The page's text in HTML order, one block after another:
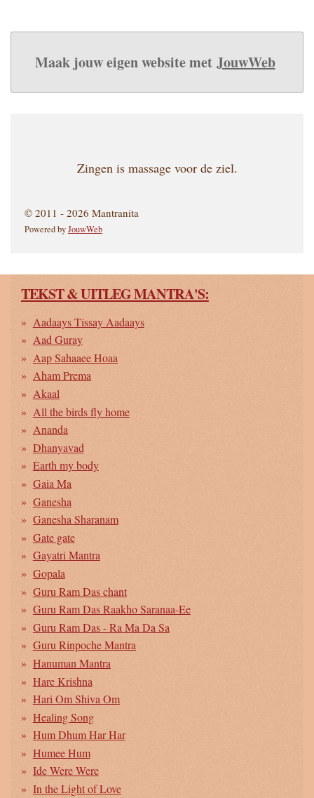
Maak jouw eigen website met JouwWeb
Zingen is massage voor de ziel.
© 2011 - 2026 Mantranita
Powered byJouwWeb
TEKST & UITLEG MANTRA'S:
Aadaays Tissay Aadaays
Aad Guray
Aap Sahaaee Hoaa
Aham Prema
Akaal
All the birds fly home
Ananda
Dhanyavad
Earth my body
Gaia Ma
Ganesha
Ganesha Sharanam
Gate gate
Gayatri Mantra
Gopala
Guru Ram Das chant
Guru Ram Das Raakho Saranaa-Ee
Guru Ram Das - Ra Ma Da Sa
Guru Rinpoche Mantra
Hanuman Mantra
Hare Krishna
Hari Om Shiva Om
Healing Song
Hum Dhum Har Har
Humee Hum
Ide Were Were
In the Light of Love